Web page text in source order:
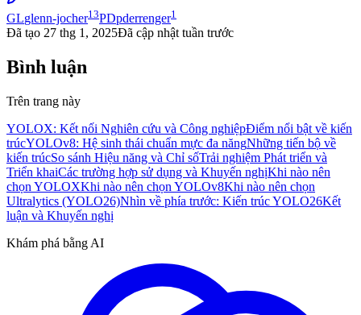
GLglenn-jocher13PDpderrenger1
Đã tạo 27 thg 1, 2025Đã cập nhật tuần trước
Bình luận
Trên trang này
YOLOX: Kết nối Nghiên cứu và Công nghiệpĐiểm nổi bật về kiến
trúcYOLOv8: Hệ sinh thái chuẩn mực đa năngNhững tiến bộ về
kiến trúcSo sánh Hiệu năng và Chỉ sốTrải nghiệm Phát triển và
Triển khaiCác trường hợp sử dụng và Khuyến nghịKhi nào nên
chọn YOLOXKhi nào nên chọn YOLOv8Khi nào nên chọn
Ultralytics (YOLO26)Nhìn về phía trước: Kiến trúc YOLO26Kết
luận và Khuyến nghị
Khám phá bằng AI